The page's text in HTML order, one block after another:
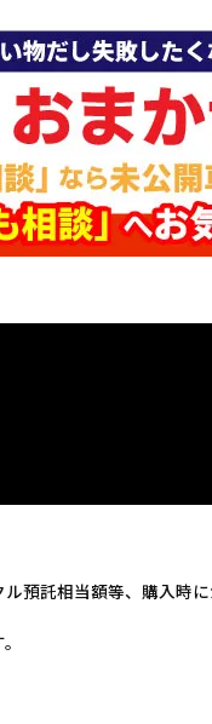
預託相当額等、購入時に